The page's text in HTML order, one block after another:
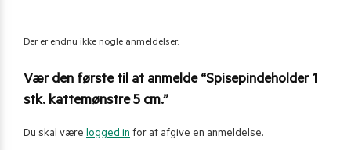
Der er endnu ikke nogle anmeldelser.
Vær den første til at anmelde “Spisepindeholder 1
stk. kattemønstre 5 cm.”
Du skal være logged in for at afgive en anmeldelse.